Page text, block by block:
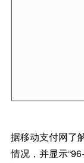
据移动支付网了
情况，并显示